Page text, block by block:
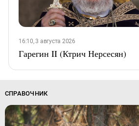
16:10, 3 августа 2026
Гарегин II (Ктрич Нерсесян)
СПРАВОЧНИК